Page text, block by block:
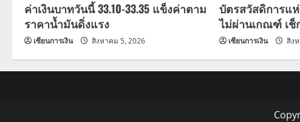
ค่าเงินบาทวันนี้ 33.10-33.35 แข็งค่าตาม
ราคาน้ำมันดิ่งแรง
เซียนการเงิน สิงหาคม 5, 2026
บัตรสวัสดิการแ
ไม่ผ่านเกณฑ์ เช็
เซียนการเงิน สิง